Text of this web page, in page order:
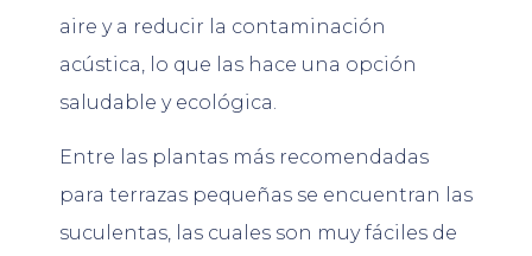
aire y a reducir la contaminación
acústica, lo que las hace una opción
saludable y ecológica.
Entre las plantas más recomendadas
para terrazas pequeñas se encuentran las
suculentas, las cuales son muy fáciles de